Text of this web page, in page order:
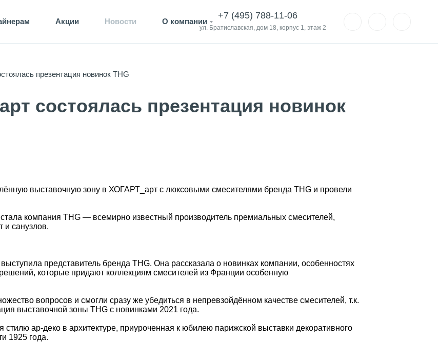
Акции Новости О компании
+7 (495) 788-11-06
ул. Братиславская, дом 18, корпус 1, этаж 2
презентация новинок THG
состоялась презентация новинок
выставочную зону в ХОГАРТ_арт с люксовыми смесителями бренда THG и провели
компания THG — всемирно известный производитель премиальных смесителей,
и санузлов.
представитель бренда THG. Она рассказала о новинках компании, особенностях
которые придают коллекциям смесителей из Франции особенную
вопросов и смогли сразу же убедиться в непревзойдённом качестве смесителей, т.к.
выставочной зоны THG с новинками 2021 года.
ар-деко в архитектуре, приуроченная к юбилею парижской выставки декоративного
1925 года.